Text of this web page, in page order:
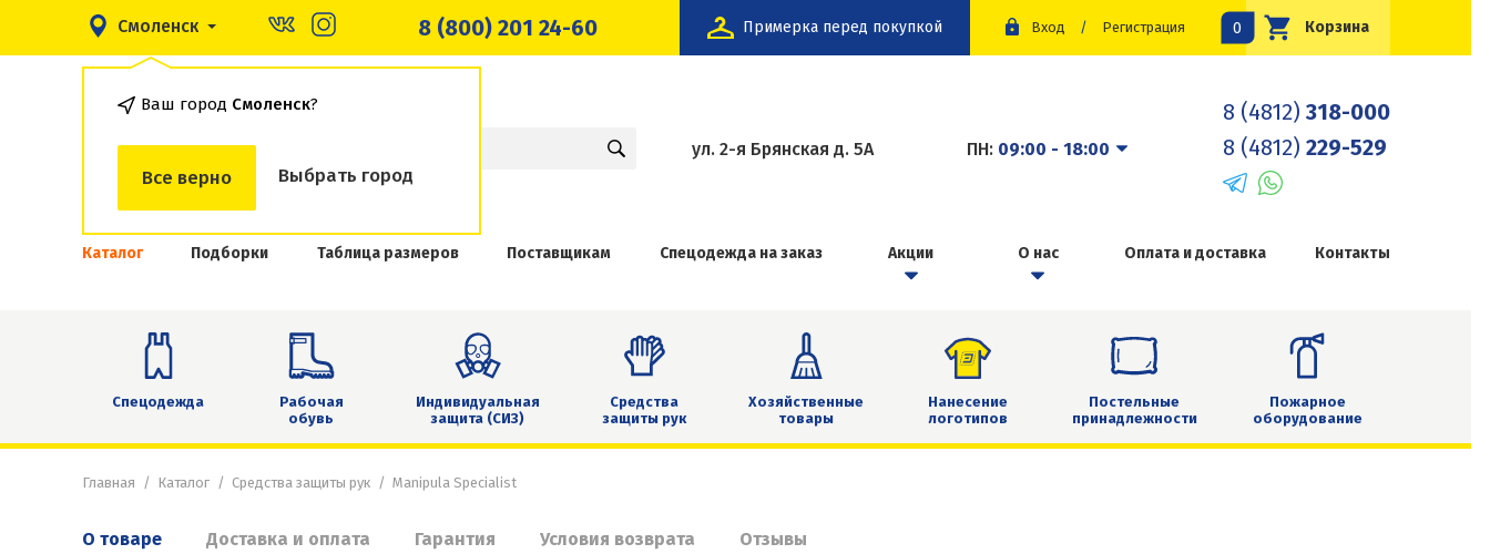
Смоленск
Ваш город Смоленск?
Все верно Выбрать город
8 (800) 201 24-60 Примерка перед покупкой Вход / Регистрация Корзина
0
ул. 2-я Брянская д. 5А ПН: 09:00 - 18:00
8 (4812) 318-000
8 (4812) 229-529
Каталог Подборки Таблица размеров Поставщикам Спецодежда на заказ Акции О нас Оплата и доставка Контакты
Спецодежда
Рабочая
обувь
Индивидуальная
защита (СИЗ)
Средства
защиты рук
Хозяйственные
товары
Нанесение
логотипов
Постельные
принадлежности
Пожарное
оборудование
Главная Каталог Средства защиты рук Manipula Specialist
О товаре Доставка и оплата Гарантия Условия возврата Отзывы